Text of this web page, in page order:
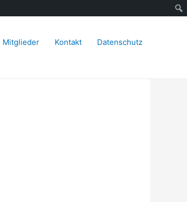
Mitglieder Kontakt Datenschutz